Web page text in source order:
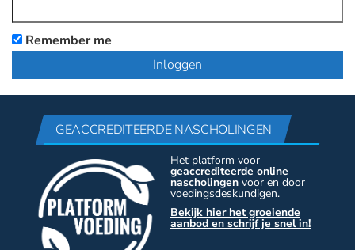
Remember me
GEACCREDITEERDE NASCHOLINGEN
Het platform voor
geaccrediteerde online
nascholingen voor en door
voedingsdeskundigen.
Bekijk hier het groeiende
aanbod en schrijf je snel in!